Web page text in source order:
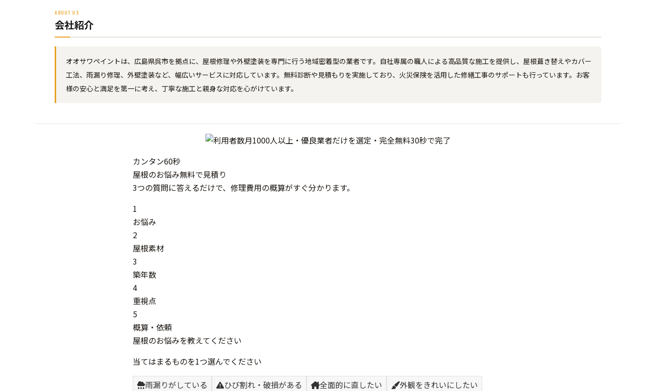
ABOUT US
会社紹介
オオサワペイントは、広島県呉市を拠点に、屋根修理や外壁塗装を専門に行う地域密着型の業者です。自社専属の職人による高品質な施工を提供し、屋根葺き替えやカバー
工法、雨漏り修理、外壁塗装など、幅広いサービスに対応しています。無料診断や見積もりを実施しており、火災保険を活用した修繕工事のサポートも行っています。お客
様の安心と満足を第一に考え、丁寧な施工と親身な対応を心がけています。
カンタン60秒
屋根のお悩み無料で見積り
3つの質問に答えるだけで、修理費用の概算がすぐ分かります。
1
お悩み
2
屋根素材
3
築年数
4
重視点
5
概算・依頼
屋根のお悩みを教えてください
当てはまるものを1つ選んでください
雨漏りがしている
ひび割れ・破損がある 全面的に直したい
外観をきれいにしたい